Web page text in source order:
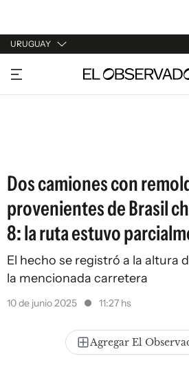
URUGUAY
URUGUAY
ARGENTINA
Dos camiones con
provenientes de Brasil
8: la ruta estuvo
El hecho se registró a la altura
la mencionada carretera
10 de junio 2025 11:27 hs
Agregar El